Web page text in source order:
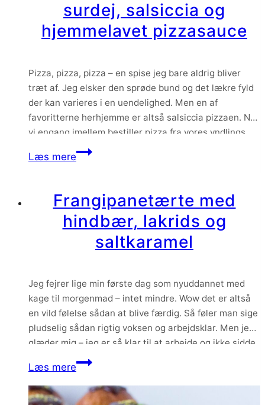
surdej, salsiccia og
hjemmelavet pizzasauce
Pizza, pizza, pizza – en spise jeg bare aldrig bliver
træt af. Jeg elsker den sprøde bund og det lækre fyld
der kan varieres i en uendelighed. Men en af
favoritterne herhjemme er altså salsiccia pizzaen. Når
vi engang imellem bestiller pizza fra vores yndlings
pizzaria her i Århus (Fratelli på Trøjborg), så bestiller
vi…
Læs mereMin
med
surdej,
pizzasauce
Frangipanetærte med
hindbær, lakrids og
saltkaramel
Jeg fejrer lige min første dag som nyuddannet med
kage til morgenmad – intet mindre. Wow det er altså
en vild følelse sådan at blive færdig. Så føler man sige
pludselig sådan rigtig voksen og arbejdsklar. Men jeg
glæder mig – jeg er så klar til at arbejde og ikke sidde
på skolebænken mere. Det…
Læs mereFrangipanetærte
hindbær,